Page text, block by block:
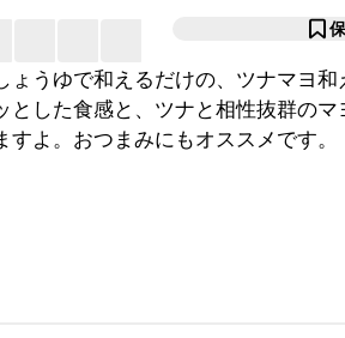
うゆで和えるだけの、ツナマヨ和
した食感と、ツナと相性抜群のマ
よ。おつまみにもオススメです。